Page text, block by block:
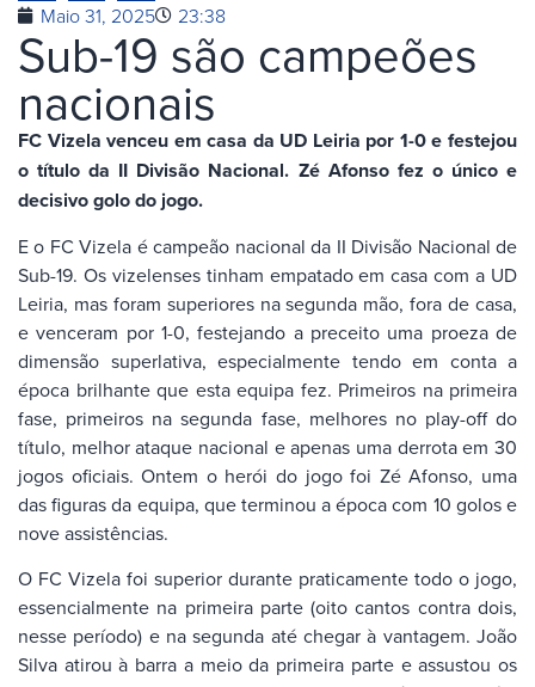
Maio 31, 2025 23:38
Sub-19 são campeões
nacionais
FC Vizela venceu em casa da UD Leiria por 1-0 e festejou
o título da II Divisão Nacional. Zé Afonso fez o único e
decisivo golo do jogo.
E o FC Vizela é campeão nacional da II Divisão Nacional de
Sub-19. Os vizelenses tinham empatado em casa com a UD
Leiria, mas foram superiores na segunda mão, fora de casa,
e venceram por 1-0, festejando a preceito uma proeza de
dimensão superlativa, especialmente tendo em conta a
época brilhante que esta equipa fez. Primeiros na primeira
fase, primeiros na segunda fase, melhores no play-off do
título, melhor ataque nacional e apenas uma derrota em 30
jogos oficiais. Ontem o herói do jogo foi Zé Afonso, uma
das figuras da equipa, que terminou a época com 10 golos e
nove assistências.
O FC Vizela foi superior durante praticamente todo o jogo,
essencialmente na primeira parte (oito cantos contra dois,
nesse período) e na segunda até chegar à vantagem. João
Silva atirou à barra a meio da primeira parte e assustou os